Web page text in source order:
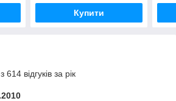
Купити
відгуків за рік